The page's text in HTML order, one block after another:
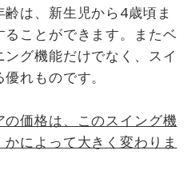
は、新生児から4歳頃ま
ことができます。またベ
グ機能だけでなく、スイ
れものです。
の価格は、このスイング機
によって大きく変わりま